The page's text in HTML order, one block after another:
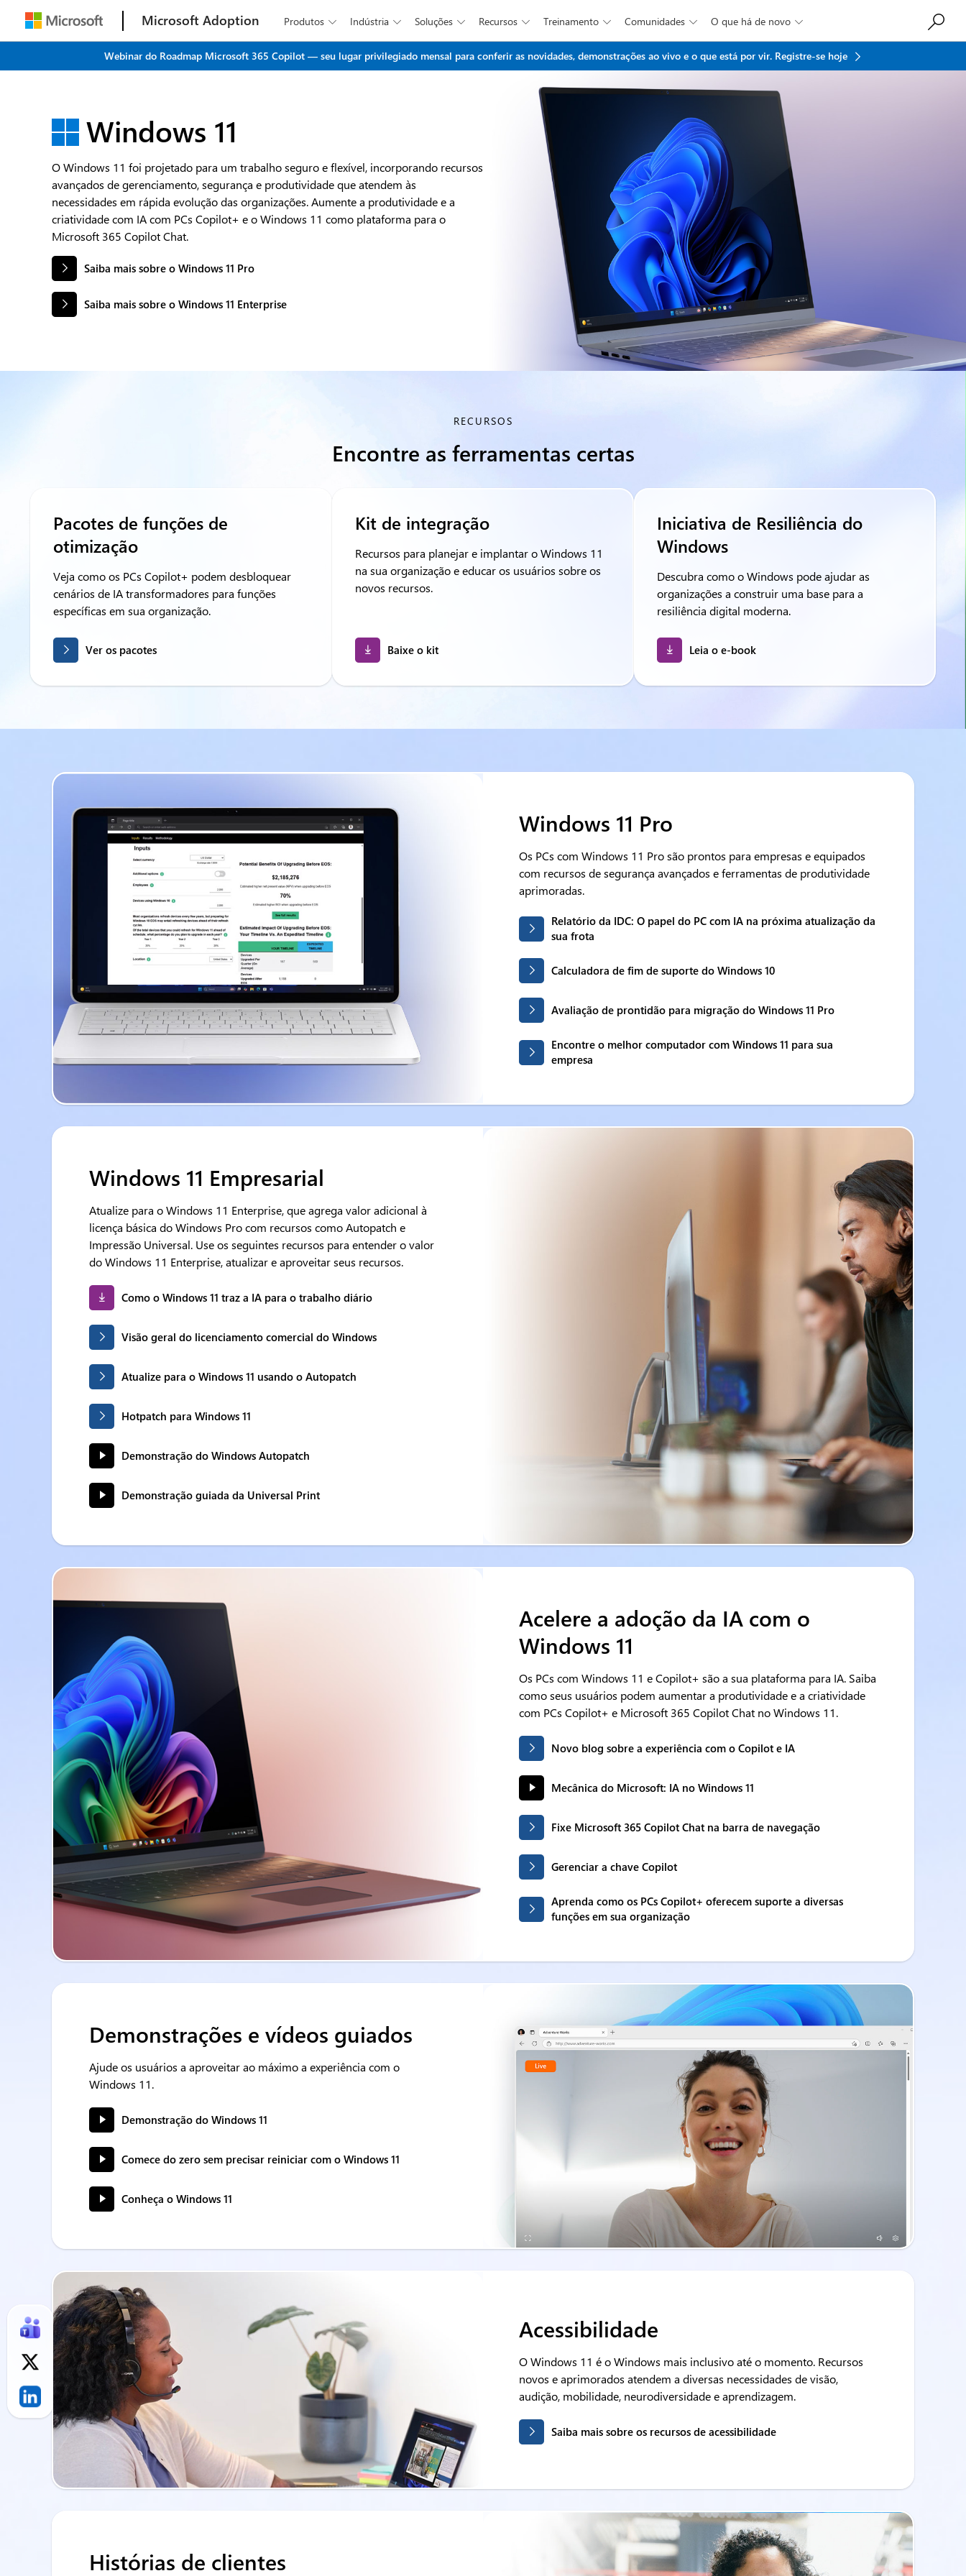
Ir para o conteúdo principal
Microsoft Adoption Produtos  Indústria  Soluções  Recursos  Treinamento  Comunidades  O que há de novo 
Webinar do Roadmap Microsoft 365 Copilot — seu lugar privilegiado mensal para conferir as novidades, demonstrações ao vivo e o que está por vir. Registre-se hoje
Windows 11
O Windows 11 foi projetado para um trabalho seguro e flexível, incorporando recursos
avançados de gerenciamento, segurança e produtividade que atendem às
necessidades em rápida evolução das organizações. Aumente a produtividade e a
criatividade com IA com PCs Copilot+ e o Windows 11 como plataforma para o
Microsoft 365 Copilot Chat.
Saiba mais sobre o Windows 11 Pro
Saiba mais sobre o Windows 11 Enterprise
RECURSOS
Encontre as ferramentas certas
Pacotes de funções de
otimização
Veja como os PCs Copilot+ podem desbloquear
cenários de IA transformadores para funções
específicas em sua organização.
Ver os pacotes
Kit de integração
Recursos para planejar e implantar o Windows 11
na sua organização e educar os usuários sobre os
novos recursos.
Baixe o kit
Iniciativa de Resiliência do
Windows
Descubra como o Windows pode ajudar as
organizações a construir uma base para a
resiliência digital moderna.
Leia o e-book
Windows 11 Pro
Os PCs com Windows 11 Pro são prontos para empresas e equipados
com recursos de segurança avançados e ferramentas de produtividade
aprimoradas.
Relatório da IDC: O papel do PC com IA na próxima atualização da
sua frota
Calculadora de fim de suporte do Windows 10
Avaliação de prontidão para migração do Windows 11 Pro
Encontre o melhor computador com Windows 11 para sua
empresa
Windows 11 Empresarial
Atualize para o Windows 11 Enterprise, que agrega valor adicional à
licença básica do Windows Pro com recursos como Autopatch e
Impressão Universal. Use os seguintes recursos para entender o valor
do Windows 11 Enterprise, atualizar e aproveitar seus recursos.
Como o Windows 11 traz a IA para o trabalho diário
Visão geral do licenciamento comercial do Windows
Atualize para o Windows 11 usando o Autopatch
Hotpatch para Windows 11
Demonstração do Windows Autopatch
Demonstração guiada da Universal Print
Acelere a adoção da IA com o
Windows 11
Os PCs com Windows 11 e Copilot+ são a sua plataforma para IA. Saiba
como seus usuários podem aumentar a produtividade e a criatividade
com PCs Copilot+ e Microsoft 365 Copilot Chat no Windows 11.
Novo blog sobre a experiência com o Copilot e IA
Mecânica do Microsoft: IA no Windows 11
Fixe Microsoft 365 Copilot Chat na barra de navegação
Gerenciar a chave Copilot
Aprenda como os PCs Copilot+ oferecem suporte a diversas
funções em sua organização
Demonstrações e vídeos guiados
Ajude os usuários a aproveitar ao máximo a experiência com o
Windows 11.
Demonstração do Windows 11
Comece do zero sem precisar reiniciar com o Windows 11
Conheça o Windows 11
Acessibilidade
O Windows 11 é o Windows mais inclusivo até o momento. Recursos
novos e aprimorados atendem a diversas necessidades de visão,
audição, mobilidade, neurodiversidade e aprendizagem.
Saiba mais sobre os recursos de acessibilidade
Histórias de clientes